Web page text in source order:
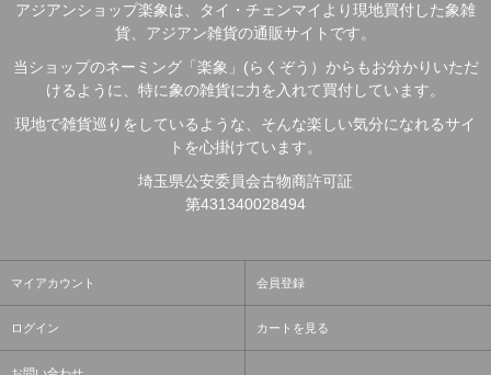
アジアンショップ楽象は、タイ・チェンマイより現地買付した象雑
貨、アジアン雑貨の通販サイトです。
当ショップのネーミング「楽象」(らくぞう）からもお分かりいただ
けるように、特に象の雑貨に力を入れて買付しています。
現地で雑貨巡りをしているような、そんな楽しい気分になれるサイ
トを心掛けています。
埼玉県公安委員会古物商許可証
第431340028494
マイアカウント 会員登録
ログイン カートを見る